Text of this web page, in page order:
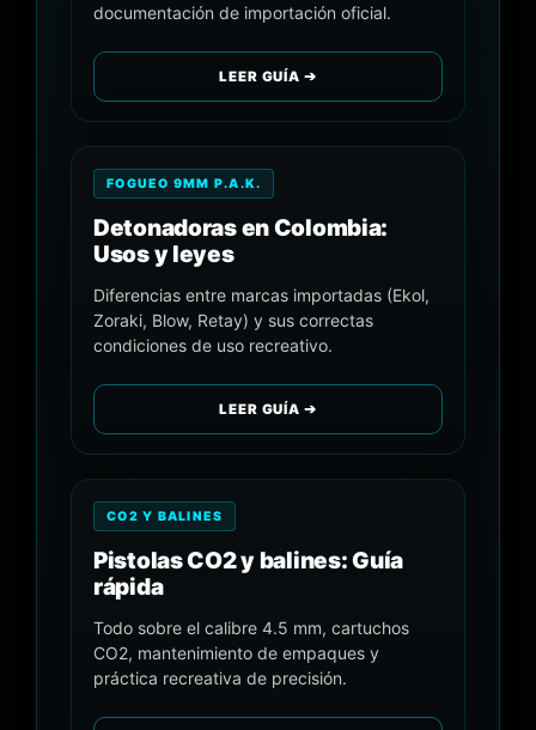
documentación de importación oficial.
LEER GUÍA ➔
FOGUEO 9MM P.A.K.
Detonadoras en Colombia:
Usos y leyes
Diferencias entre marcas importadas (Ekol,
Zoraki, Blow, Retay) y sus correctas
condiciones de uso recreativo.
LEER GUÍA ➔
CO2 Y BALINES
Pistolas CO2 y balines: Guía
rápida
Todo sobre el calibre 4.5 mm, cartuchos
CO2, mantenimiento de empaques y
práctica recreativa de precisión.